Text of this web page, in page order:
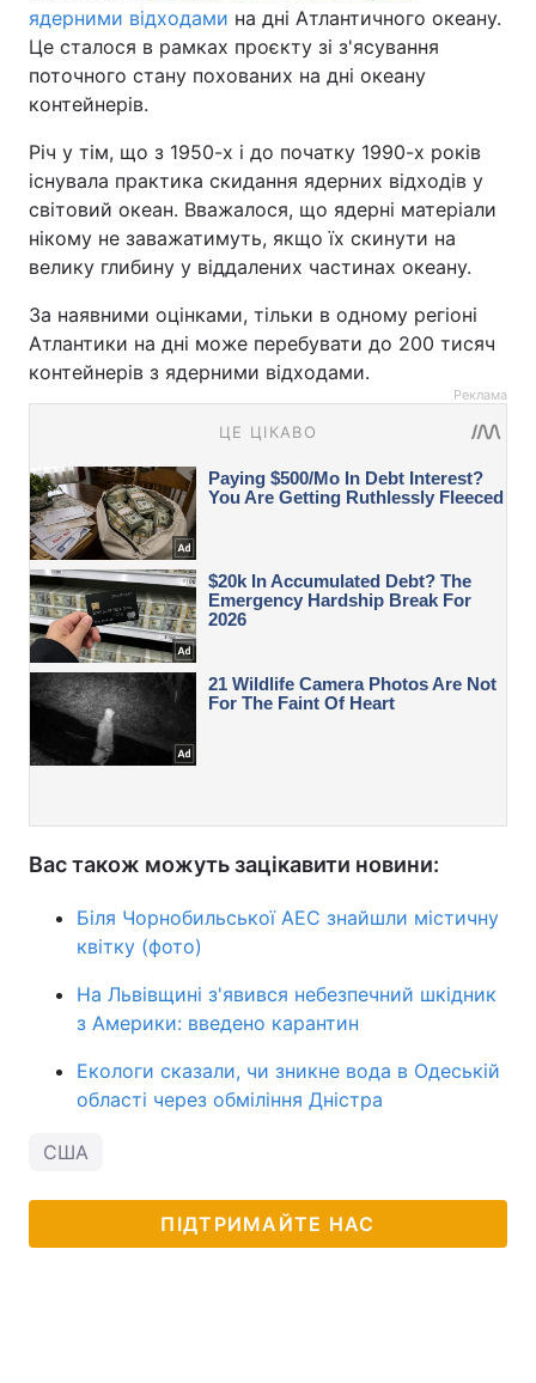
ядерними відходами на дні Атлантичного океану.
Це сталося в рамках проєкту зі з'ясування
поточного стану похованих на дні океану
контейнерів.
Річ у тім, що з 1950-х і до початку 1990-х років
існувала практика скидання ядерних відходів у
світовий океан. Вважалося, що ядерні матеріали
нікому не заважатимуть, якщо їх скинути на
велику глибину у віддалених частинах океану.
За наявними оцінками, тільки в одному регіоні
Атлантики на дні може перебувати до 200 тисяч
контейнерів з ядерними відходами.
Реклама
Вас також можуть зацікавити новини:
Біля Чорнобильської АЕС знайшли містичну
квітку (фото)
На Львівщині з'явився небезпечний шкідник
з Америки: введено карантин
Екологи сказали, чи зникне вода в Одеській
області через обміління Дністра
США
ПІДТРИМАЙТЕ НАС